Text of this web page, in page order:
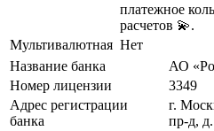
платежное
расчетов 💫.
Мультивалютная Нет
Название банка
АО
Номер лицензии
3349
Адрес регистрации
банка
г.
пр-д, д.